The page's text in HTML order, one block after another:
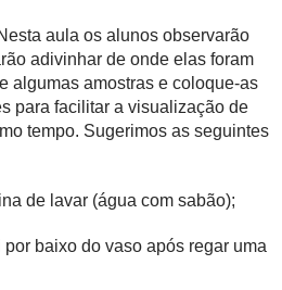
aula os alunos observarão
adivinhar de onde elas foram
algumas amostras e coloque-as
para facilitar a visualização de
tempo. Sugerimos as seguintes
de lavar (água com sabão);
baixo do vaso após regar uma